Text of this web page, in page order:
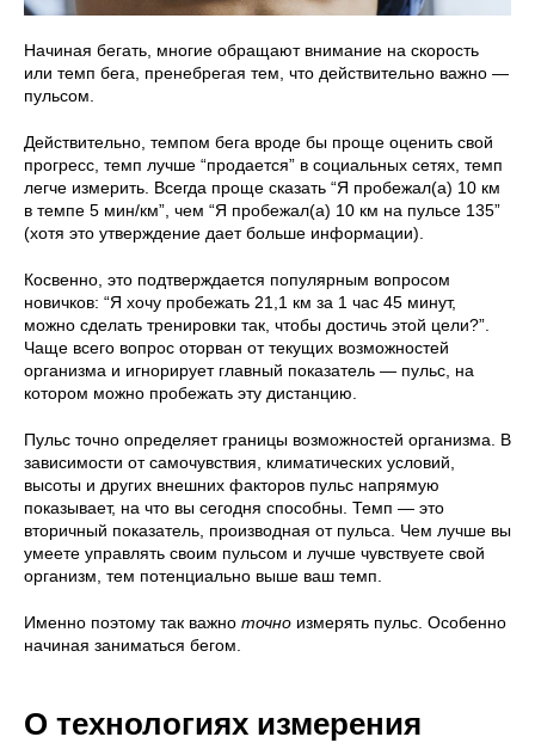
Начиная бегать, многие обращают внимание на скорость
или темп бега, пренебрегая тем, что действительно важно —
пульсом.
Действительно, темпом бега вроде бы проще оценить свой
прогресс, темп лучше “продается” в социальных сетях, темп
легче измерить. Всегда проще сказать “Я пробежал(а) 10 км
в темпе 5 мин/км”, чем “Я пробежал(а) 10 км на пульсе 135”
(хотя это утверждение дает больше информации).
Косвенно, это подтверждается популярным вопросом
новичков: “Я хочу пробежать 21,1 км за 1 час 45 минут,
можно сделать тренировки так, чтобы достичь этой цели?”.
Чаще всего вопрос оторван от текущих возможностей
организма и игнорирует главный показатель — пульс, на
котором можно пробежать эту дистанцию.
Пульс точно определяет границы возможностей организма. В
зависимости от самочувствия, климатических условий,
высоты и других внешних факторов пульс напрямую
показывает, на что вы сегодня способны. Темп — это
вторичный показатель, производная от пульса. Чем лучше вы
умеете управлять своим пульсом и лучше чувствуете свой
организм, тем потенциально выше ваш темп.
Именно поэтому так важно точно измерять пульс. Особенно
начиная заниматься бегом.
О технологиях измерения